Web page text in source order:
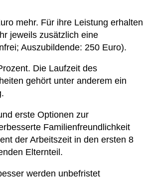
mehr. Für ihre Leistung erhalten
jeweils zusätzlich eine
Auszubildende: 250 Euro).
Die Laufzeit des
gehört unter anderem ein
erste Optionen zur
Familienfreundlichkeit
der Arbeitszeit in den ersten 8
Elternteil.
werden unbefristet